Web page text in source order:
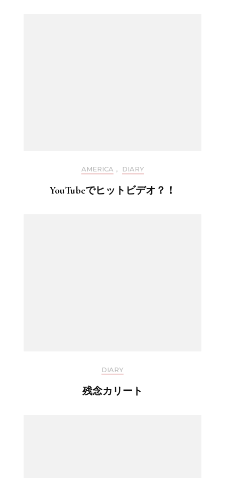
AMERICA , DIARY
YouTubeでヒットビデオ？！
DIARY
残念カリート